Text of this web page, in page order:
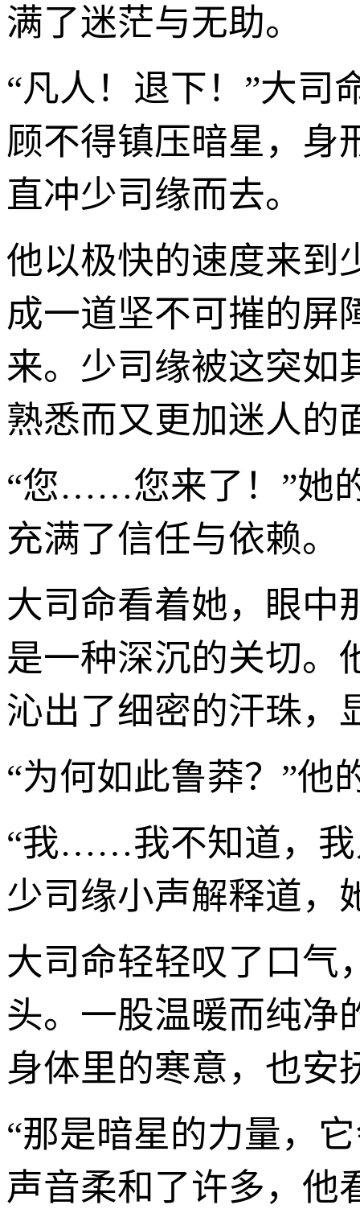
满了迷茫与无助。
“凡人！退下！”大司
顾不得镇压暗星，身
直冲少司缘而去。
他以极快的速度来到
成一道坚不可摧的屏
来。少司缘被这突如
熟悉而又更加迷人的
“您……您来了！”她
充满了信任与依赖。
大司命看着她，眼中
是一种深沉的关切。
沁出了细密的汗珠，
“为何如此鲁莽？”他
“我……我不知道，
少司缘小声解释道，
大司命轻轻叹了口气
头。一股温暖而纯净
身体里的寒意，也安
“那是暗星的力量，
声音柔和了许多，他